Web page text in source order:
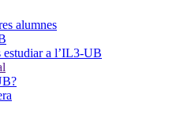
alumnes
estudiar a l’IL3-UB